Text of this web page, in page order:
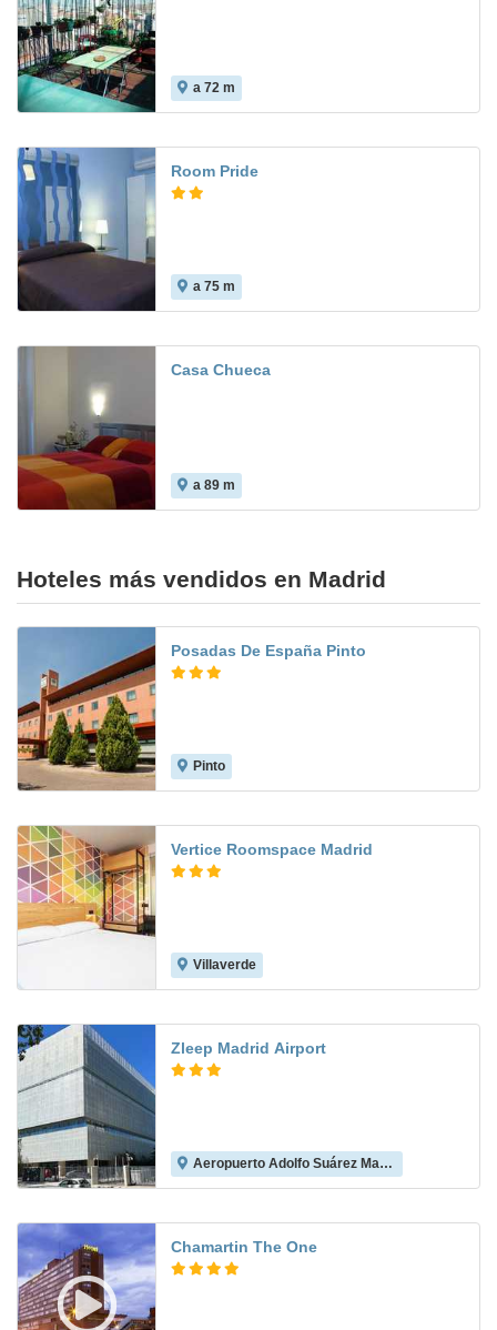
a 72 m
Room Pride
a 75 m
Casa Chueca
a 89 m
Hoteles más vendidos en Madrid
Posadas De España Pinto
Pinto
Vertice Roomspace Madrid
Villaverde
Zleep Madrid Airport
Aeropuerto Adolfo Suárez Madrid-Barajas
Chamartin The One